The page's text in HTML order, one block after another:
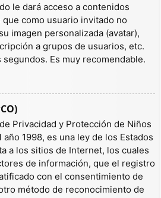
le dará acceso a contenidos
como usuario invitado no
imagen personalizada (avatar),
a grupos de usuarios, etc.
Es muy recomendable.
Privacidad y Protección de Niños
1998, es una ley de los Estados
a los sitios de Internet, los cuales
de información, que el registro
con el consentimiento de
método de reconocimiento de